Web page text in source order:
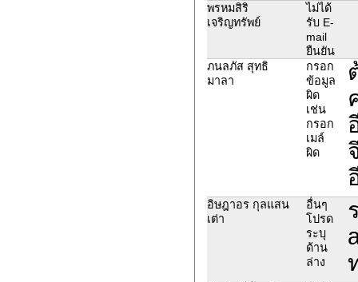
พรหมสิริ
เจริญทรัพย์
ไม่ได้
รับ E-
mail
ยืนยัน
ภนลภัส สุทธิ
มาลา
กรอก
ข้อมูล
ผิด
เช่น
กรอก
เมล์
ผิด
อิษฎาอร กุลแสน
เต่า
อื่นๆ
โปรด
ระบุ
ด้าน
ล่าง